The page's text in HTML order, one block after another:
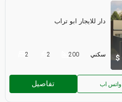
دار للايجار ابو تراب
2 2 200 سكني
تفاصيل واتس اب